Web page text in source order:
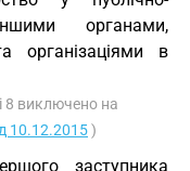
органами,
організаціями в
8 виключено на
10.12.2015)
заступника